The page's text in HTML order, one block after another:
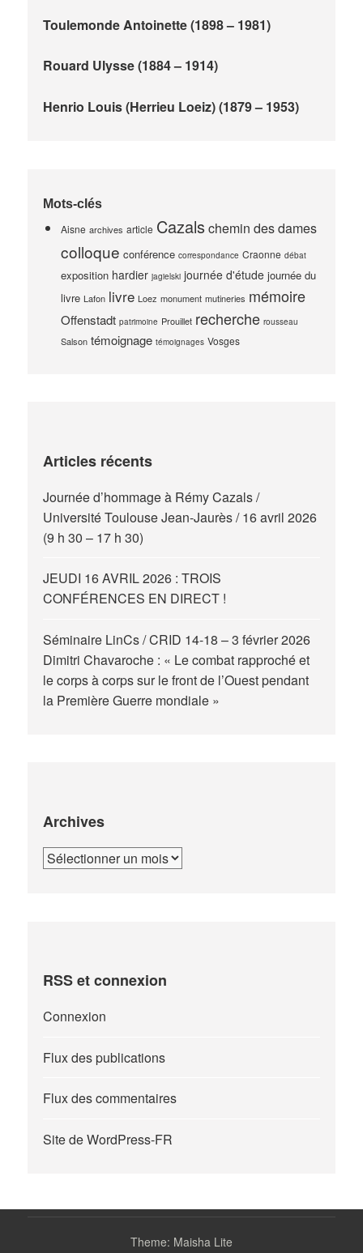
Toulemonde Antoinette (1898 – 1981)
Rouard Ulysse (1884 – 1914)
Henrio Louis (Herrieu Loeiz) (1879 – 1953)
Mots-clés
Aisne archives article Cazals chemin des dames
colloque conférence correspondance Craonne débat
exposition hardier jagielski journée d'étude journée du
livre Lafon livre Loez monument mutineries mémoire
Offenstadt patrimoine Prouillet recherche rousseau
Salson témoignage témoignages Vosges
Articles récents
Journée d’hommage à Rémy Cazals /
Université Toulouse Jean-Jaurès / 16 avril 2026
(9 h 30 – 17 h 30)
JEUDI 16 AVRIL 2026 : TROIS
CONFÉRENCES EN DIRECT !
Séminaire LinCs / CRID 14-18 – 3 février 2026
Dimitri Chavaroche : « Le combat rapproché et
le corps à corps sur le front de l’Ouest pendant
la Première Guerre mondiale »
Archives
Archives
RSS et connexion
Connexion
Flux des publications
Flux des commentaires
Site de WordPress-FR
Theme: Maisha Lite